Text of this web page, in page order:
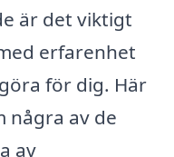
är det viktigt
erfarenhet
för dig. Här
några av de
av